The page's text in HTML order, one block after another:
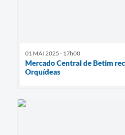
01 MAI 2025 - 17h00
Mercado Central de Betim
Orquídeas